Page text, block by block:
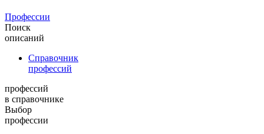
Профессии
Поиск
описаний
Справочник
профессий
профессий
в справочнике
Выбор
профессии